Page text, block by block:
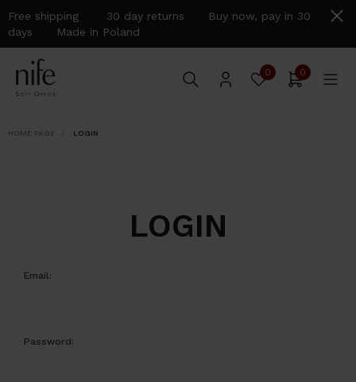
Free shipping 30 day returns Buy now, pay in 30
days Made in Poland
0 0
HOME PAGE LOGIN
LOGIN
Email:
Password: